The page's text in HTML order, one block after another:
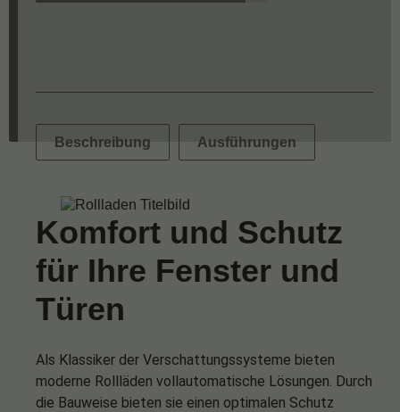
Beschreibung Ausführungen
Komfort und Schutz
für Ihre Fenster und
Türen
Als Klassiker der Verschattungssysteme bieten
moderne Rollläden vollautomatische Lösungen. Durch
die Bauweise bieten sie einen optimalen Schutz